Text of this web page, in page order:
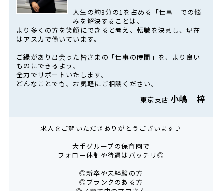
人生の約3分の1を占める「仕事」での悩
みを解決することは、
より多くの方を笑顔にできると考え、転職を決意し、現在
はアスカで働いています。
ご縁があり出会った皆さまの「仕事の時間」を、より良い
ものにできるよう、
全力でサポートいたします。
どんなことでも、お気軽にご相談ください。
東京支店 小嶋 梓
求人をご覧いただきありがとうございます♪
大手グループの保育園で
フォロー体制や待遇はバッチリ◎
◎新卒や未経験の方
◎ブランクのある方